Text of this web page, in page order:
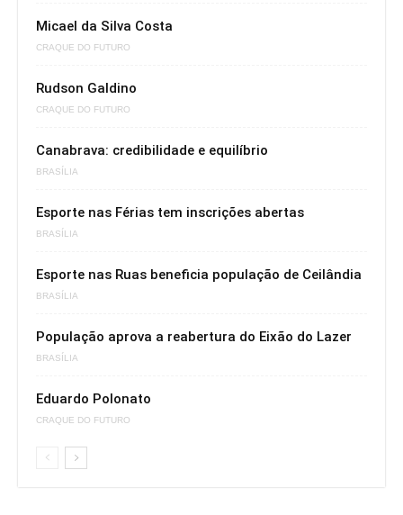
Micael da Silva Costa
CRAQUE DO FUTURO
Rudson Galdino
CRAQUE DO FUTURO
Canabrava: credibilidade e equilíbrio
BRASÍLIA
Esporte nas Férias tem inscrições abertas
BRASÍLIA
Esporte nas Ruas beneficia população de Ceilândia
BRASÍLIA
População aprova a reabertura do Eixão do Lazer
BRASÍLIA
Eduardo Polonato
CRAQUE DO FUTURO